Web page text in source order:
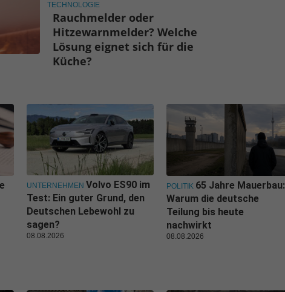
TECHNOLOGIE
Rauchmelder oder
Hitzewarnmelder? Welche
Lösung eignet sich für die
Küche?
UNTERNEHMEN Volvo ES90 im
Test: Ein guter Grund, den
Deutschen Lebewohl zu
sagen?
08.08.2026
POLITIK 65 Jahre Mauerbau:
Warum die deutsche
Teilung bis heute
nachwirkt
08.08.2026